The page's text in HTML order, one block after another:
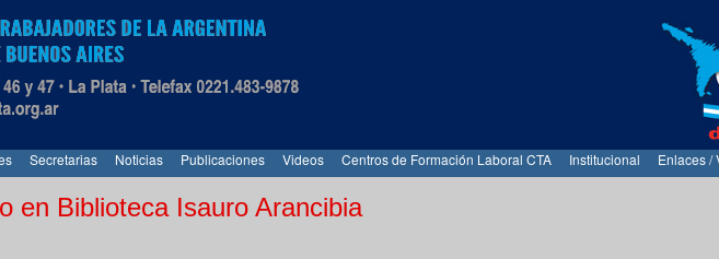
Secretarias Noticias Publicaciones Videos Centros de Formación Laboral CTA Institucional Enlaces /
en Biblioteca Isauro Arancibia